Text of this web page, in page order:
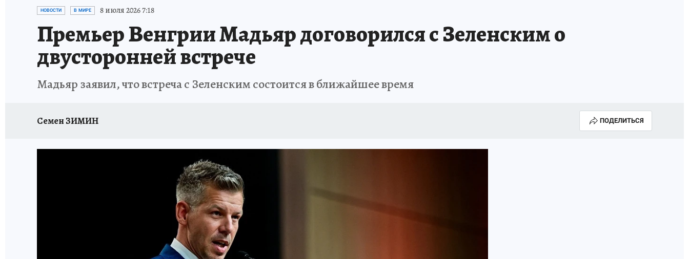
ИСПЫТАНО НА СЕБЕ
НОВОСТИ В МИРЕ 8 июля 2026 7:18
Премьер Венгрии Мадьяр договорился с Зеленским о
двусторонней встрече
Мадьяр заявил, что встреча с Зеленским состоится в ближайшее время
Семен ЗИМИН ПОДЕЛИТЬСЯ